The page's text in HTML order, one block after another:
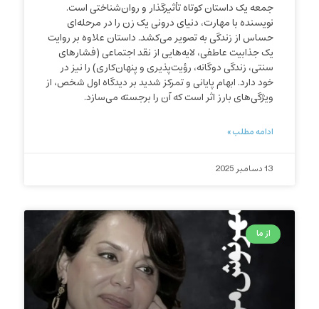
جمعه یک داستان کوتاه تأثیرگذار و روان‌شناختی است.
نویسنده با مهارت، دنیای درونی یک زن را در مرحله‌ای
حساس از زندگی به تصویر می‌کشد. داستان علاوه بر روایت
یک جذابیت عاطفی، لایه‌هایی از نقد اجتماعی (فشارهای
سنتی، زندگی دوگانه، رؤیت‌پذیری و پنهان‌کاری) را نیز در
خود دارد. ابهام پایانی و تمرکز شدید بر دیدگاه اول شخص، از
ویژگی‌های بارز اثر است که آن را برجسته می‌سازد.
ادامه مطلب »
13 دسامبر 2025
از ما